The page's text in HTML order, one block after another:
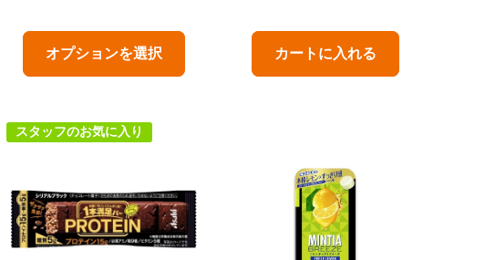
オプションを選択 カートに入れる
スタッフのお気に入り